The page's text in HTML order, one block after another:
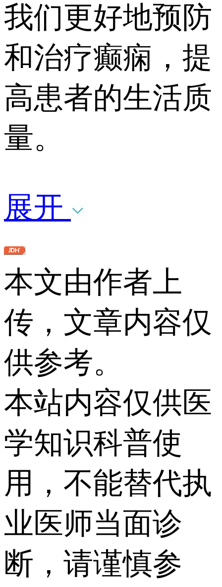
我们更好地预防
和治疗癫痫，提
高患者的生活质
量。
展开
本文由作者上
传，文章内容仅
供参考。
本站内容仅供医
学知识科普使
用，不能替代执
业医师当面诊
断，请谨慎参